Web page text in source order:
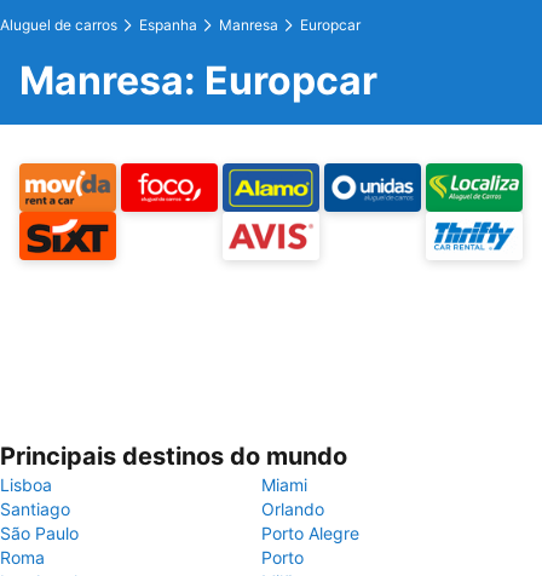
Aluguel de carros Espanha Manresa Europcar
Manresa: Europcar
Principais destinos do mundo
Lisboa
Miami
Santiago
Orlando
São Paulo
Porto Alegre
Roma
Porto